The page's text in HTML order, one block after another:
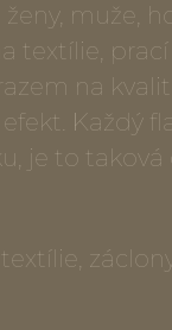
muže,
textílie,
na
Každý
je to